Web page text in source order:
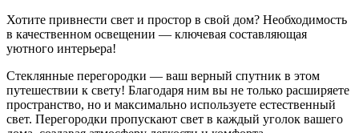
Хотите привнести свет и простор в свой дом? Необходимость
в качественном освещении — ключевая составляющая
уютного интерьера!
Стеклянные перегородки — ваш верный спутник в этом
путешествии к свету! Благодаря ним вы не только расширяете
пространство, но и максимально используете естественный
свет. Перегородки пропускают свет в каждый уголок вашего